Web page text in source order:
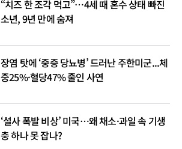
“치즈 한 조각 먹고”…4세 때 혼수 상태 빠진
소년, 9년 만에 숨져
장염 탓에 ‘중증 당뇨병’ 드러난 주한미군...체
중25%·혈당47% 줄인 사연
‘설사 폭발 비상’ 미국…왜 채소·과일 속 기생
충 하나 못 잡나?